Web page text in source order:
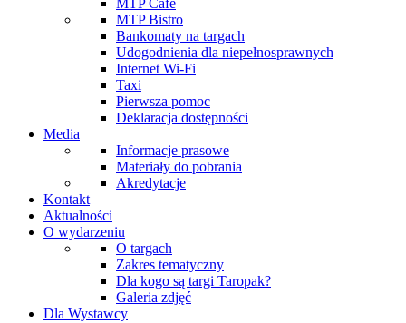
MTP Cafe
MTP Bistro
Bankomaty na targach
Udogodnienia dla niepełnosprawnych
Internet Wi-Fi
Taxi
Pierwsza pomoc
Deklaracja dostępności
Media
Informacje prasowe
Materiały do pobrania
Akredytacje
Kontakt
Aktualności
O wydarzeniu
O targach
Zakres tematyczny
Dla kogo są targi Taropak?
Galeria zdjęć
Dla Wystawcy